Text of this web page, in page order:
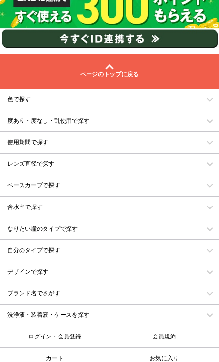
ページのトップに戻る
色で探す
度あり・度なし・乱使用で探す
使用期間で探す
レンズ直径で探す
ベースカーブで探す
含水率で探す
なりたい瞳のタイプで探す
自分のタイプで探す
デザインで探す
ブランド名でさがす
洗浄液・装着液・ケースを探す
ログイン・会員登録 会員規約
カート お気に入り